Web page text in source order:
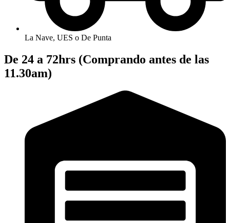
La Nave, UES o De Punta
De 24 a 72hrs (Comprando antes de las
11.30am)